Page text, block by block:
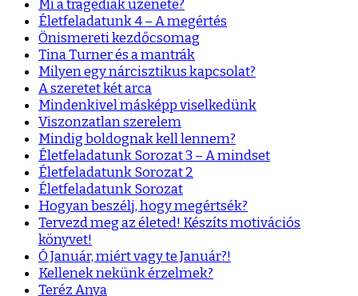
Mi a tragédiák üzenete?
Életfeladatunk 4 – A megértés
Önismereti kezdőcsomag
Tina Turner és a mantrák
Milyen egy nárcisztikus kapcsolat?
A szeretet két arca
Mindenkivel másképp viselkedünk
Viszonzatlan szerelem
Mindig boldognak kell lennem?
Életfeladatunk Sorozat 3 – A mindset
Életfeladatunk Sorozat 2
Életfeladatunk Sorozat
Hogyan beszélj, hogy megértsék?
Tervezd meg az életed! Készíts motivációs
könyvet!
Ó Január, miért vagy te Január?!
Kellenek nekünk érzelmek?
Teréz Anya